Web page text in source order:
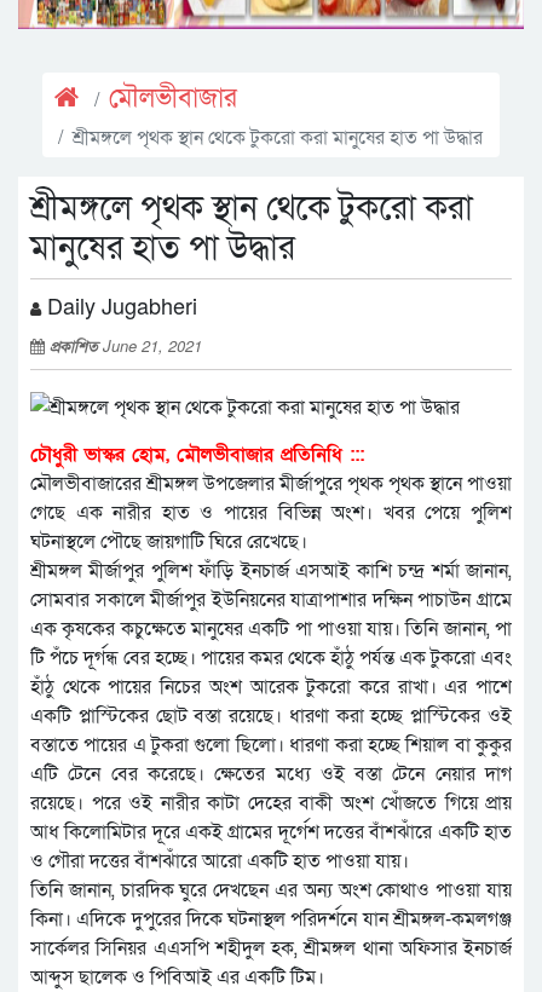
মৌলভীবাজার
শ্রীমঙ্গলে পৃথক স্থান থেকে টুকরো করা মানুষের হাত পা উদ্ধার
শ্রীমঙ্গলে পৃথক স্থান থেকে টুকরো করা
মানুষের হাত পা উদ্ধার
Daily Jugabheri
প্রকাশিতJune 21, 2021
চৌধুরী ভাস্কর হোম, মৌলভীবাজার প্রতিনিধি :::
মৌলভীবাজারের শ্রীমঙ্গল উপজেলার মীর্জাপুরে পৃথক পৃথক স্থানে পাওয়া
গেছে এক নারীর হাত ও পায়ের বিভিন্ন অংশ। খবর পেয়ে পুলিশ
ঘটনাস্থলে পৌছে জায়গাটি ঘিরে রেখেছে।
শ্রীমঙ্গল মীর্জাপুর পুলিশ ফাঁড়ি ইনচার্জ এসআই কাশি চন্দ্র শর্মা জানান,
সোমবার সকালে মীর্জাপুর ইউনিয়নের যাত্রাপাশার দক্ষিন পাচাউন গ্রামে
এক কৃষকের কচুক্ষেতে মানুষের একটি পা পাওয়া যায়। তিনি জানান, পা
টি পঁচে দূর্গন্ধ বের হচ্ছে। পায়ের কমর থেকে হাঁঠু পর্যন্ত এক টুকরো এবং
হাঁঠু থেকে পায়ের নিচের অংশ আরেক টুকরো করে রাখা। এর পাশে
একটি প্লাস্টিকের ছোট বস্তা রয়েছে। ধারণা করা হচ্ছে প্লাস্টিকের ওই
বস্তাতে পায়ের এ টুকরা গুলো ছিলো। ধারণা করা হচ্ছে শিয়াল বা কুকুর
এটি টেনে বের করেছে। ক্ষেতের মধ্যে ওই বস্তা টেনে নেয়ার দাগ
রয়েছে। পরে ওই নারীর কাটা দেহের বাকী অংশ খোঁজতে গিয়ে প্রায়
আধ কিলোমিটার দূরে একই গ্রামের দূর্গেশ দত্তের বাঁশঝাঁরে একটি হাত
ও গৌরা দত্তের বাঁশঝাঁরে আরো একটি হাত পাওয়া যায়।
তিনি জানান, চারদিক ঘুরে দেখছেন এর অন্য অংশ কোথাও পাওয়া যায়
কিনা। এদিকে দুপুরের দিকে ঘটনাস্থল পরিদর্শনে যান শ্রীমঙ্গল-কমলগঞ্জ
সার্কেলর সিনিয়র এএসপি শহীদুল হক, শ্রীমঙ্গল থানা অফিসার ইনচার্জ
আব্দুস ছালেক ও পিবিআই এর একটি টিম।